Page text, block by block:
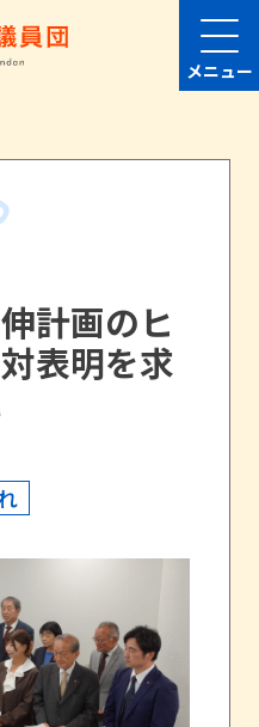
メニュー
計画のヒ
表明を求